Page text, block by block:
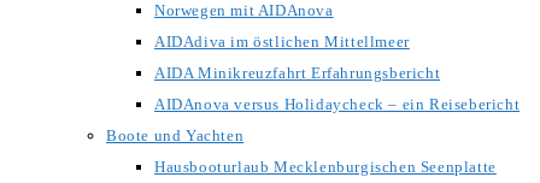
Norwegen mit AIDAnova
AIDAdiva im östlichen Mittellmeer
AIDA Minikreuzfahrt Erfahrungsbericht
AIDAnova versus Holidaycheck – ein Reisebericht
Boote und Yachten
Hausbooturlaub Mecklenburgischen Seenplatte